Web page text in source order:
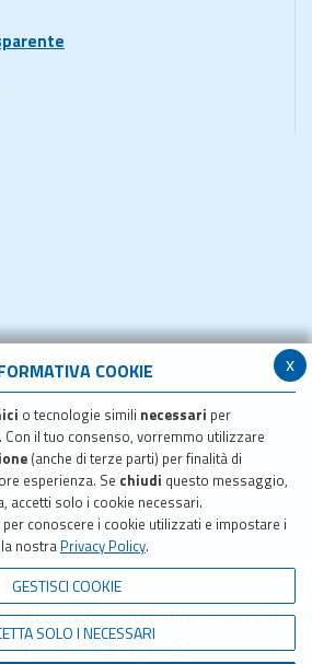
x
COOKIE
o tecnologie simili necessari per
il tuo consenso, vorremmo utilizzare
(anche di terze parti) per finalità di
esperienza. Se chiudi questo messaggio,
accetti solo i cookie necessari.
conoscere i cookie utilizzati e impostare i
nostra Privacy Policy.
GESTISCI COOKIE
SOLO I NECESSARI
di accessibilita'
Agrigento - Tutti i diritti riservati